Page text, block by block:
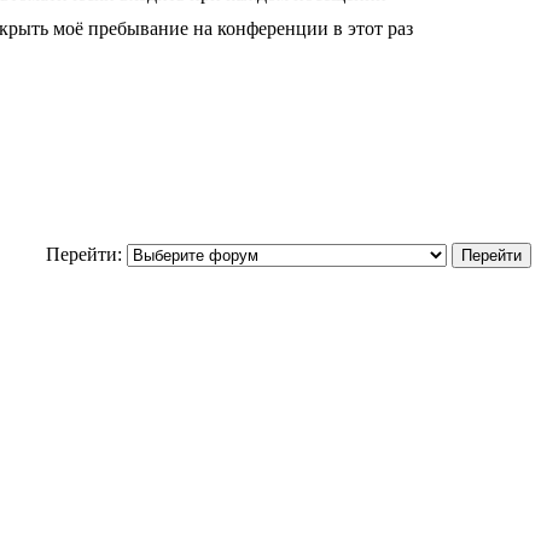
моё пребывание на конференции в этот раз
Перейти: